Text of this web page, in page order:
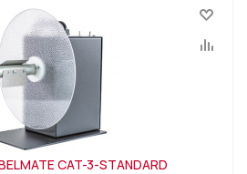
CAT-3-STANDARD